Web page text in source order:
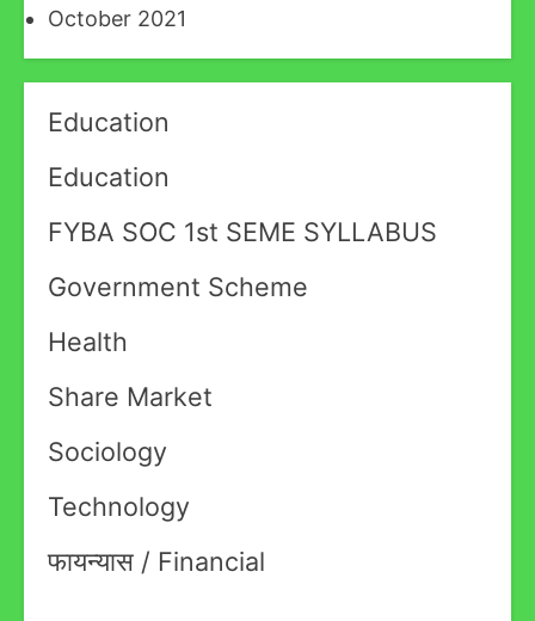
October 2021
Education
Education
FYBA SOC 1st SEME SYLLABUS
Government Scheme
Health
Share Market
Sociology
Technology
फायन्यास / Financial